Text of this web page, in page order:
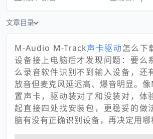
文章目录
M-Audio M-Track声卡驱动怎么下
设备接上电脑后才发现问题：要么
么录音软件识别不到输入设备，还
放音但麦克风延迟高、爆音明显。
置声卡，驱动装对了和没装对，体
起直接四处找安装包，更稳妥的做
脑有没有正确识别设备，再决定用哪